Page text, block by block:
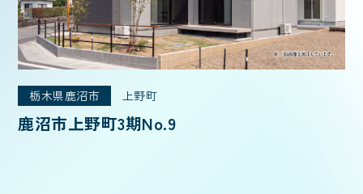
栃木県鹿沼市 上野町
鹿沼市上野町3期No.9